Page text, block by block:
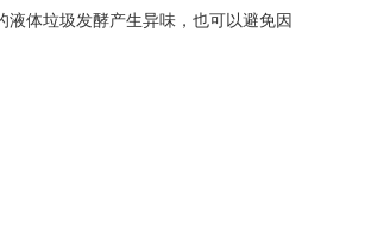
体垃圾发酵产生异味，也可以避免因